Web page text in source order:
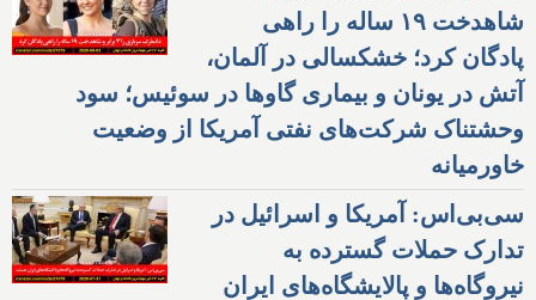
شاهدخت ۱۹ ساله را راهی
پادگان کرد؛ خشکسالی در آلمان،
آتش در یونان و بیماری گاوها در سوئیس؛ سود
وحشتناک شرکت‌های نفتی آمریکا از وضعیت
خاورمیانه
سی‌بی‌اس: آمریکا و اسرائیل در
تدارک حملات گسترده به
نیروگاه‌ها و پالایشگاه‌های ایران